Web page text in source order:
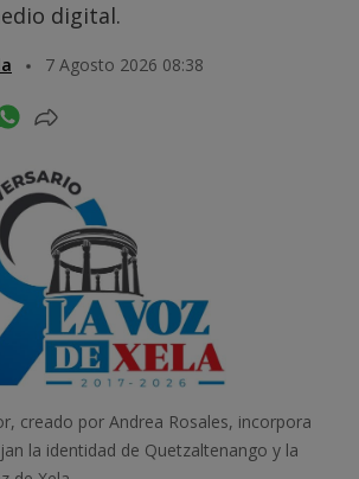
digital.
7 Agosto 2026 08:38
creado por Andrea Rosales, incorpora
la identidad de Quetzaltenango y la